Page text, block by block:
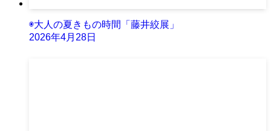
◉大人の夏きもの時間「藤井絞展」
2026年4月28日